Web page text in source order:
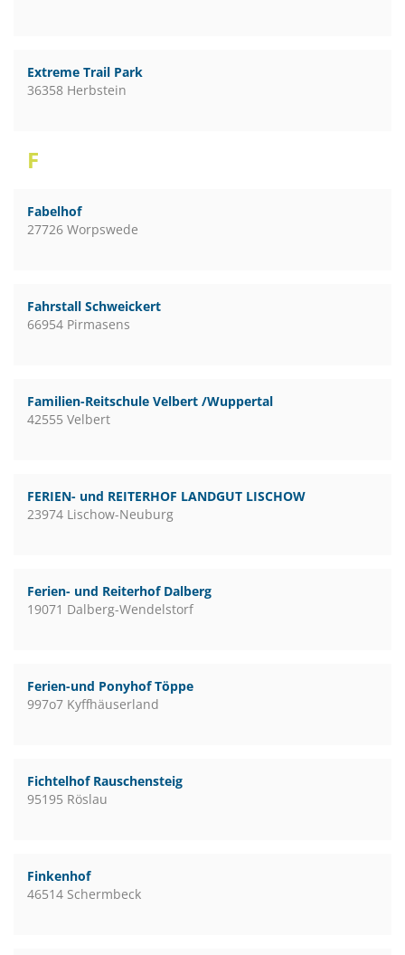
Extreme Trail Park
36358 Herbstein
F
Fabelhof
27726 Worpswede
Fahrstall Schweickert
66954 Pirmasens
Familien-Reitschule Velbert /Wuppertal
42555 Velbert
FERIEN- und REITERHOF LANDGUT LISCHOW
23974 Lischow-Neuburg
Ferien- und Reiterhof Dalberg
19071 Dalberg-Wendelstorf
Ferien-und Ponyhof Töppe
997o7 Kyffhäuserland
Fichtelhof Rauschensteig
95195 Röslau
Finkenhof
46514 Schermbeck